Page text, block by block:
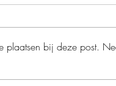
De razende race - Ben
plaatsen bij deze post.